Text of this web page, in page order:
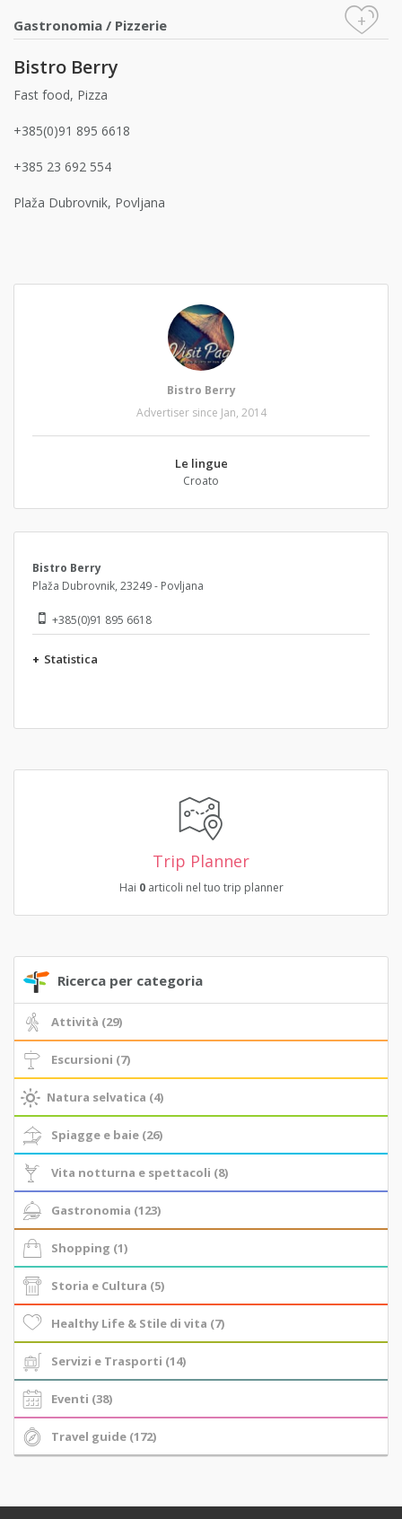
Gastronomia / Pizzerie +
Bistro Berry
Fast food, Pizza
+385(0)91 895 6618
+385 23 692 554
Plaža Dubrovnik, Povljana
Bistro Berry
Advertiser since Jan, 2014
Le lingue
Croato
Bistro Berry
Plaža Dubrovnik, 23249 - Povljana
+385(0)91 895 6618
+ Statistica
Trip Planner
Hai 0articoli nel tuo trip planner
Ricerca per categoria
Attività (29)
Escursioni (7)
Natura selvatica (4)
Spiagge e baie (26)
Vita notturna e spettacoli (8)
Gastronomia (123)
Shopping (1)
Storia e Cultura (5)
Healthy Life & Stile di vita (7)
Servizi e Trasporti (14)
Eventi (38)
Travel guide (172)